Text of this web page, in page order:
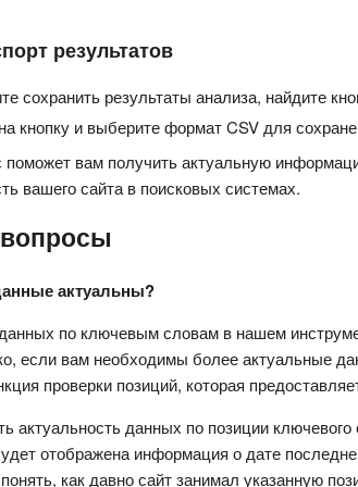
результатов
сохранить результаты анализа, найдите
кнопку и выберите формат CSV для
поможет вам получить актуальную
вашего сайта в поисковых системах.
актуальны?
по ключевым словам в нашем
если вам необходимы более актуальные
проверки позиций, которая
актуальность данных по позиции
отображена информация о дате
как давно сайт занимал указанную